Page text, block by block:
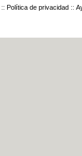
:: Política de privacidad ::